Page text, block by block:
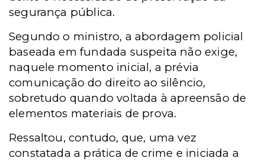
segurança pública.
Segundo o ministro, a abordagem policial
baseada em fundada suspeita não exige,
naquele momento inicial, a prévia
comunicação do direito ao silêncio,
sobretudo quando voltada à apreensão de
elementos materiais de prova.
Ressaltou, contudo, que, uma vez
constatada a prática de crime e iniciada a